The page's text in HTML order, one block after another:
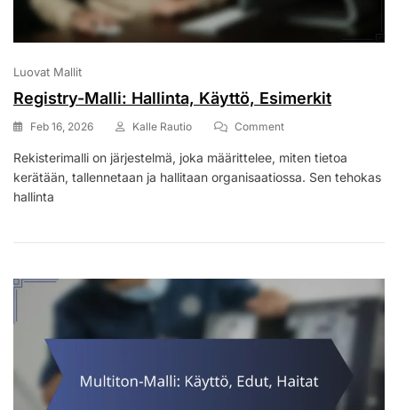
Luovat Mallit
Registry-Malli: Hallinta, Käyttö, Esimerkit
Feb 16, 2026 Kalle Rautio CommentOn
Malli:
Hallinta,
Rekisterimalli on järjestelmä, joka määrittelee, miten tietoa
kerätään, tallennetaan ja hallitaan organisaatiossa. Sen tehokas
hallinta